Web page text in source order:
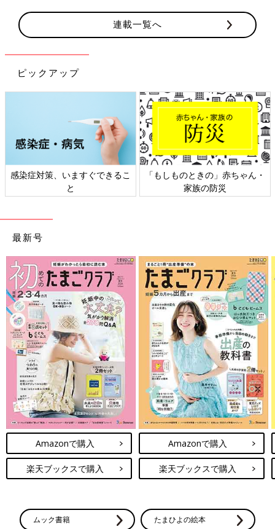
連載一覧へ
ピックアップ
日本外来小児科学会リーフレッ
ト検討会
六星占術 細木かおりさんの人生
相談
最新号
Amazonで購入
楽天ブックスで購入
Amazonで購入
楽天ブックスで購入
ムック書籍 たまひよの絵本